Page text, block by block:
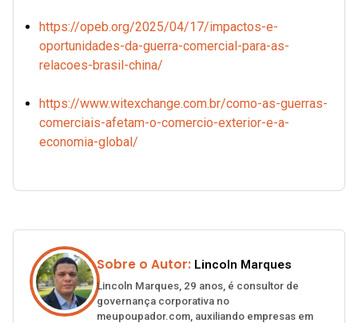
https://opeb.org/2025/04/17/impactos-e-
oportunidades-da-guerra-comercial-para-as-
relacoes-brasil-china/
https://www.witexchange.com.br/como-as-guerras-
comerciais-afetam-o-comercio-exterior-e-a-
economia-global/
Sobre o Autor: Lincoln Marques
Lincoln Marques, 29 anos, é consultor de
governança corporativa no
meupoupador.com, auxiliando empresas em